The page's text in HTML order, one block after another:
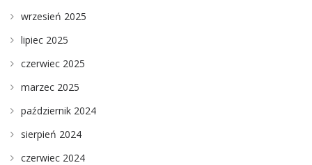
wrzesień 2025
lipiec 2025
czerwiec 2025
marzec 2025
październik 2024
sierpień 2024
czerwiec 2024